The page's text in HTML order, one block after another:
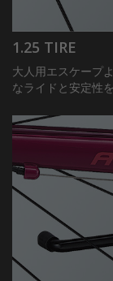
1.25 TIRE
大人用エスケープ
なライドと安定性を